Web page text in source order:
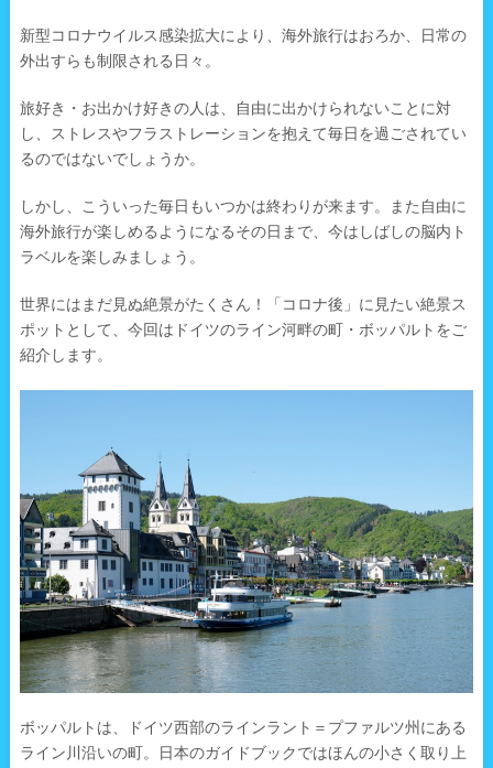
新型コロナウイルス感染拡大により、海外旅行はおろか、日常の
外出すらも制限される日々。
旅好き・お出かけ好きの人は、自由に出かけられないことに対
し、ストレスやフラストレーションを抱えて毎日を過ごされてい
るのではないでしょうか。
しかし、こういった毎日もいつかは終わりが来ます。また自由に
海外旅行が楽しめるようになるその日まで、今はしばしの脳内ト
ラベルを楽しみましょう。
世界にはまだ見ぬ絶景がたくさん！「コロナ後」に見たい絶景ス
ポットとして、今回はドイツのライン河畔の町・ボッパルトをご
紹介します。
ボッパルトは、ドイツ西部のラインラント＝プファルツ州にある
ライン川沿いの町。日本のガイドブックではほんの小さく取り上